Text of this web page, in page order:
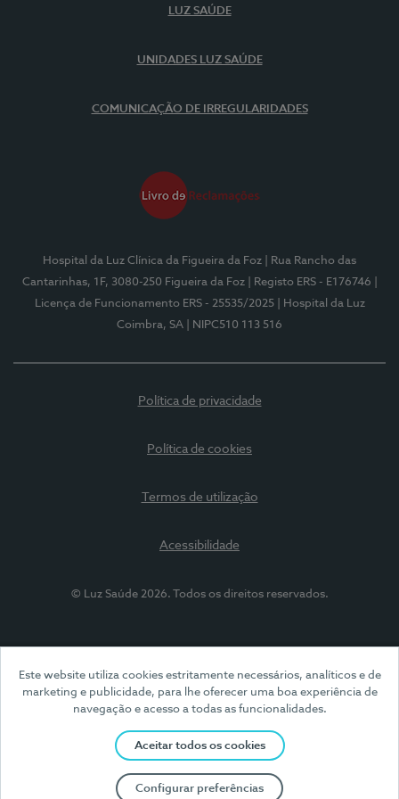
Este website utiliza cookies estritamente necessários, analíticos e de
marketing e publicidade, para lhe oferecer uma boa experiência de
navegação e acesso a todas as funcionalidades.
Aceitar todos os cookies
Configurar preferências
LUZ SAÚDE
UNIDADES LUZ SAÚDE
COMUNICAÇÃO DE IRREGULARIDADES
Hospital da Luz Clínica da Figueira da Foz
| Rua Rancho das
Cantarinhas, 1F, 3080-250 Figueira da Foz
| Registo ERS - E176746
Licença de Funcionamento ERS - 25535/2025
| Hospital da Luz
Coimbra, SA
| NIPC510 113 516
Política de privacidade
Política de cookies
Termos de utilização
Acessibilidade
© Luz Saúde 2026. Todos os direitos reservados.